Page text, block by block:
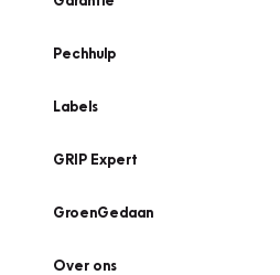
Pechhulp
Labels
GRIP Expert
GroenGedaan
Over ons